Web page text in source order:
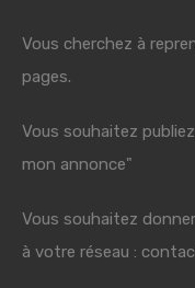
Vous cherchez à
pages.
Vous souhaitez
mon annonce"
Vous souhaitez
à votre réseau :